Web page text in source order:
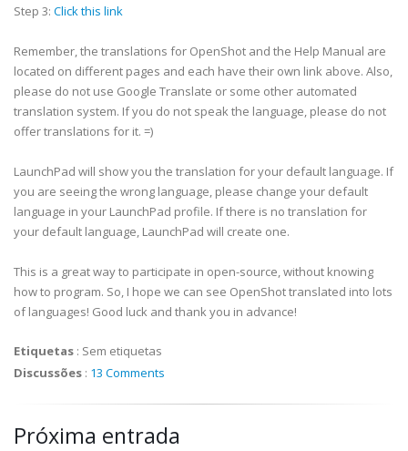
Step 3: Click this link
Remember, the translations for OpenShot and the Help Manual are
located on different pages and each have their own link above. Also,
please do not use Google Translate or some other automated
translation system. If you do not speak the language, please do not
offer translations for it. =)
LaunchPad will show you the translation for your default language. If
you are seeing the wrong language, please change your default
language in your LaunchPad profile. If there is no translation for
your default language, LaunchPad will create one.
This is a great way to participate in open-source, without knowing
how to program. So, I hope we can see OpenShot translated into lots
of languages! Good luck and thank you in advance!
Etiquetas : Sem etiquetas
Discussões : 13 Comments
Próxima entrada